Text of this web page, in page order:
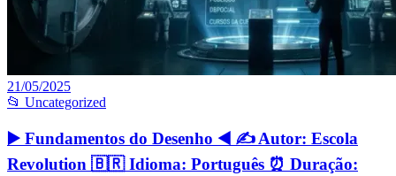
21/05/2025
📂 Uncategorized
▶️ Fundamentos do Desenho ◀️ ✍️ Autor: Escola
Revolution 🇧🇷 Idioma: Português ⏰ Duração: